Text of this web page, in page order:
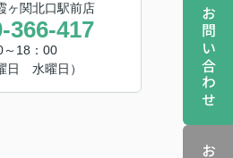
お問い合わせ
関北口駅前店
366-417
～18：00
日 水曜日）